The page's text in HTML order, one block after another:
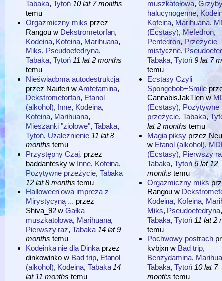
Tabaka, Tytoń 10 lat 7 months
temu
Orgazmiczny miks przez
Rangou w Dekstrometorfan,
Kodeina, Kofeina, Marihuana,
Miks, Pseudoefedryna,
Tabaka, Tytoń 11 lat 2 months
temu
Nieświadoma autodestrukcja
przez Nauferi wAmfetamina,
Dekstrometorfan, Etanol
(alkohol), Inne, Kodeina,
Kofeina, Marihuana,
Mieszanki "ziołowe", Tabaka,
Tytoń, Uzależnienie 11 lat 8
months temu
Przystępny Czaj. przez
baddantesky w Inne, Kofeina,
Pozytywne przeżycie, Tabaka
12 lat 8 months temu
Halloween'owa impreza z
Mirystycyną ... przez
Shiva_92 w Gałka
muszkatołowa, Marihuana,
Pierwszy raz, Tabaka 14 lat 9
months temu
Kodeinka nie dla Dinka przez
dinkowinko w Bad trip, Etanol
(alkohol), Kodeina, Tabaka 14
lat 11 months temu
muszkatołowa,Grzyby
halucynogenne,
Kofeina, Marihuana,
(Ecstasy),Mefedron,
Pentedron, Przeżycie
mistyczne,
Tabaka, Tytoń 9 lat 7
temu
Ecstasy Czyli
Spongebob+Smile
CannabisJakTlen w
(Ecstasy), Pozytywne
przeżycie, Tabaka,
lat 2 months temu
Magia piksy przez
w Etanol (alkohol),
(Ecstasy), Pierwszy
Tabaka, Tytoń 6 lat 12
months temu
Orgazmiczny miks
Rangou w
Kodeina, Kofeina,
Miks, Pseudoefedryna,
Tabaka, Tytoń 11 lat 2
temu
Pochwowy postrach
kvbjxn w Bad trip,
Benzydamina,
Tabaka, Tytoń 10 lat 7
months temu